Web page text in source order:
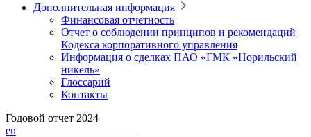
Дополнительная информация
Финансовая отчетность
Отчет о соблюдении принципов и рекомендаций
Кодекса корпоративного управления
Информация о сделках ПАО «ГМК «Норильский
никель»
Глоссарий
Контакты
Годовой отчет 2024
en